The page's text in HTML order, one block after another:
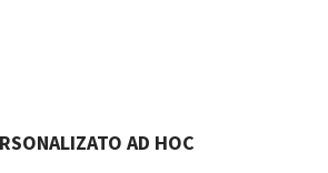
AD HOC